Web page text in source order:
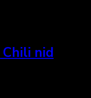
Chili nid